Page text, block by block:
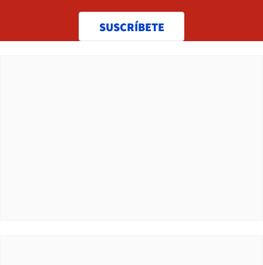
SUSCRÍBETE